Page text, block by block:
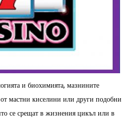
и биохимията, мазнините
мастни киселини или други подобни
се срещат в жизнения цикъл или в